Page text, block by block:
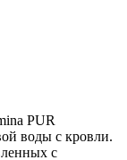
PUR
воды с кровли.
с